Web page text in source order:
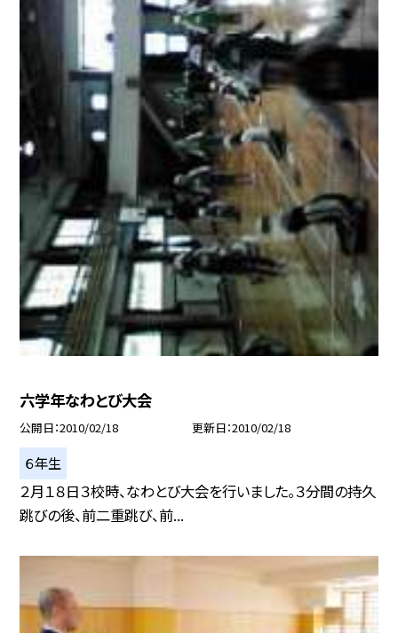
六学年なわとび大会
公開日 2010/02/18 更新日 2010/02/18
６年生
２月１８日３校時、なわとび大会を行いました。３分間の持久
跳びの後、前二重跳び、前...